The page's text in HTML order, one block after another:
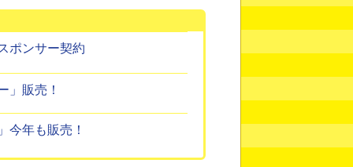
ポンサー契約
」販売！
今年も販売！